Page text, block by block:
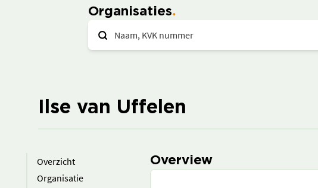
Organisaties
Ilse van Uffelen
Overzicht
Organisatie
Overview